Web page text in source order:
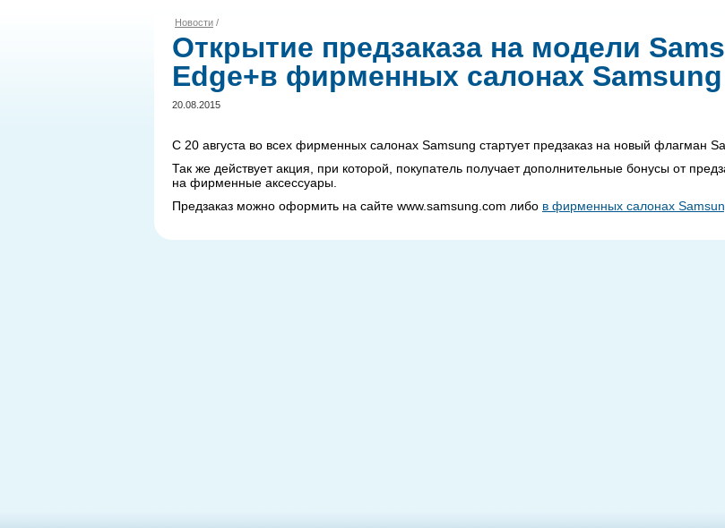
Новости /
Открытие предзаказа на модели
Edge+в фирменных салонах Samsung
20.08.2015
С 20 августа во всех фирменных салонах Samsung стартует предзаказ на новый флагман
Так же действует акция, при которой, покупатель получает дополнительные бонусы от
на фирменные аксессуары.
Предзаказ можно оформить на сайте www.samsung.com либо в фирменных салонах